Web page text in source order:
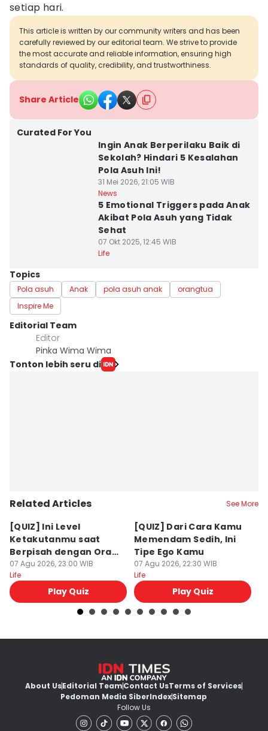
setiap hari.
This article is written by our community writers and has been
carefully reviewed by our editorial team. We strive to provide
the most accurate and reliable information, ensuring high
standards of quality, credibility, and trustworthiness.
Share Article
Curated For You
Ingin Anak Berperilaku Baik di
Sekolah? Hindari 5 Kesalahan
Pola Asuh Ini!
31 Mei 2026, 21:05 WIB
News
5 Emotional Triggers pada Anak
Akibat Pola Asuh yang Tidak
Sehat
07 Okt 2025, 12:45 WIB
Life
Topics
Pola asuh Anak pola asuh anak
orangtua
Inspire Me
Editorial Team
Editor
Pinka Wima Wima
Tonton lebih seru di
Related Articles See More
[QUIZ] Ini Level
Ketakutanmu saat
Berpisah dengan Orang
Lain
07 Agu 2026, 23:00 WIB
Life
Play Quiz
[QUIZ] Dari Cara Kamu
Memendam Sedih, Ini
Tipe Ego Kamu
07 Agu 2026, 22:30 WIB
Life
Play Quiz
About UsEditorial TeamContact UsTerms of Services
Pedoman Media SiberIndexSitemap
Follow Us